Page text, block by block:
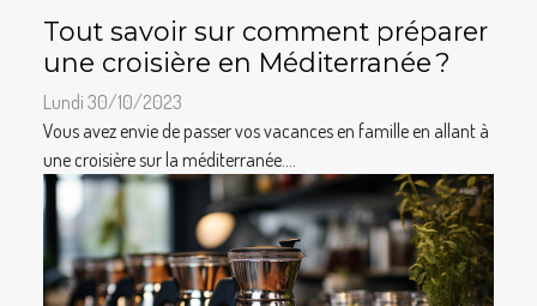
Tout savoir sur comment préparer
une croisière en Méditerranée ?
Lundi 30/10/2023
Vous avez envie de passer vos vacances en famille en allant à
une croisière sur la méditerranée....